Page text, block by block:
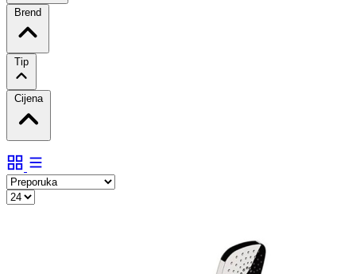
Brend
Tip
Cijena